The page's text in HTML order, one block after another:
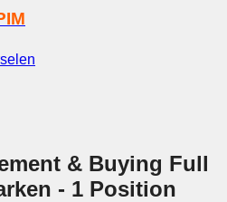
& Buying Full
- 1 Position